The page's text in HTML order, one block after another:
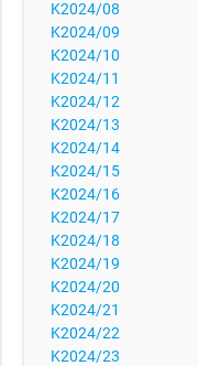
K2024/08
K2024/09
K2024/10
K2024/11
K2024/12
K2024/13
K2024/14
K2024/15
K2024/16
K2024/17
K2024/18
K2024/19
K2024/20
K2024/21
K2024/22
K2024/23